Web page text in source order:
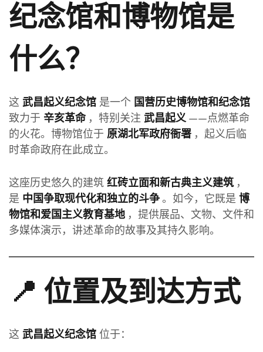
纪念馆和博物馆是
什么？
这 武昌起义纪念馆 是一个 国营历史博物馆和纪念馆
致力于 辛亥革命 ，特别关注 武昌起义——点燃革命
的火花。博物馆位于 原湖北军政府衙署 ，起义后临
时革命政府在此成立。
这座历史悠久的建筑 红砖立面和新古典主义建筑 ，
是 中国争取现代化和独立的斗争。如今，它既是 博
物馆和爱国主义教育基地 ，提供展品、文物、文件和
多媒体演示，讲述革命的故事及其持久影响。
📍 位置及到达方式
这 武昌起义纪念馆 位于：